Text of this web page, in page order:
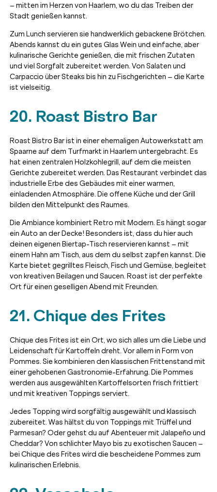
– mitten im Herzen von Haarlem, wo du das Treiben der
Stadt genießen kannst.
Zum Lunch servieren sie handwerklich gebackene Brötchen.
Abends kannst du ein gutes Glas Wein und einfache, aber
kulinarische Gerichte genießen, die mit frischen Zutaten
und viel Sorgfalt zubereitet werden. Von Salaten und
Carpaccio über Steaks bis hin zu Fischgerichten – die Karte
ist vielseitig.
20. Roast Bistro Bar
Roast Bistro Bar ist in einer ehemaligen Autowerkstatt am
Spaarne auf dem Turfmarkt in Haarlem untergebracht. Es
hat einen zentralen Holzkohlegrill, auf dem die meisten
Gerichte zubereitet werden. Das Restaurant verbindet das
industrielle Erbe des Gebäudes mit einer warmen,
einladenden Atmosphäre. Die offene Küche und der Grill
bilden den Mittelpunkt des Raumes.
Die Ambiance kombiniert Retro mit Modern. Es hängt sogar
ein Auto an der Decke! Besonders ist, dass du hier auch
deinen eigenen Biertap-Tisch reservieren kannst – mit
einem Hahn am Tisch, aus dem du selbst zapfen kannst. Die
Karte bietet gegrilltes Fleisch, Fisch und Gemüse, begleitet
von kreativen Beilagen und Saucen. Roast ist der perfekte
Ort für einen geselligen Abend mit Freunden.
21. Chique des Frites
Chique des Frites ist ein Ort, wo sich alles um die Liebe und
Leidenschaft für Kartoffeln dreht. Vor allem in Form von
Pommes. Sie kombinieren den klassischen Frittenstand mit
einer gehobenen Gastronomie-Erfahrung. Die Pommes
werden aus ausgewählten Kartoffelsorten frisch frittiert
und mit kreativen Toppings serviert.
Jedes Topping wird sorgfältig ausgewählt und klassisch
zubereitet. Was hältst du von Toppings mit Trüffel und
Parmesan? Oder gehst du auf Abenteuer mit Jalapeño und
Cheddar? Von schlichter Mayo bis zu exotischen Saucen –
bei Chique des Frites wird die bescheidene Pommes zum
kulinarischen Erlebnis.